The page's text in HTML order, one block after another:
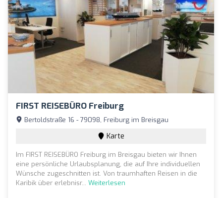
FIRST REISEBÜRO Freiburg
Bertoldstraße 16 - 79098, Freiburg im Breisgau
Karte
Im FIRST REISEBÜRO Freiburg im Breisgau bieten wir Ihnen
eine persönliche Urlaubsplanung, die auf Ihre individuellen
Wünsche zugeschnitten ist. Von traumhaften Reisen in die
Karibik über erlebnisr... Weiterlesen